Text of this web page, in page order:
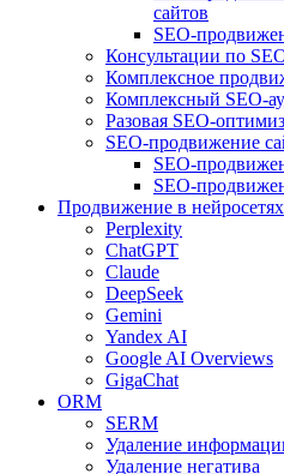
сайтов
SEO-
Консультации по
Комплексное
Комплексный SEO-
Разовая SEO-
SEO-продвижение
SEO-
SEO-
Продвижение в нейросетях
Perplexity
ChatGPT
Claude
DeepSeek
Gemini
Yandex AI
Google AI Overviews
GigaChat
ORM
SERM
Удаление
Удаление негатива